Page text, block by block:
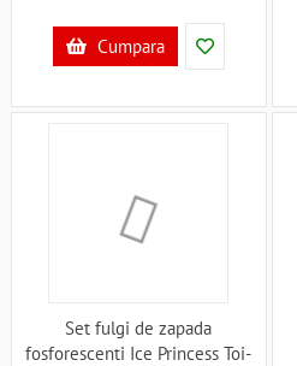
Cumpara
Set fulgi de zapada
fosforescenti Ice Princess Toi-